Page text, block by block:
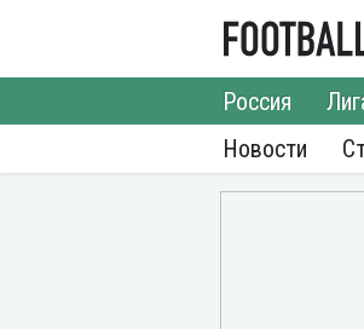
Новости
Россия